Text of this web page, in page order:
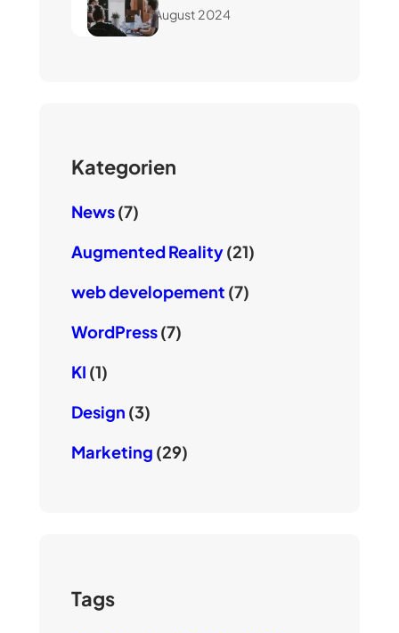
7. August 2024
Kategorien
News(7)
Augmented Reality(21)
web developement (7)
WordPress(7)
KI (1)
Design (3)
Marketing (29)
Tags